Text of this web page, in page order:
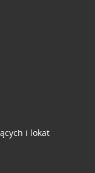
i lokat